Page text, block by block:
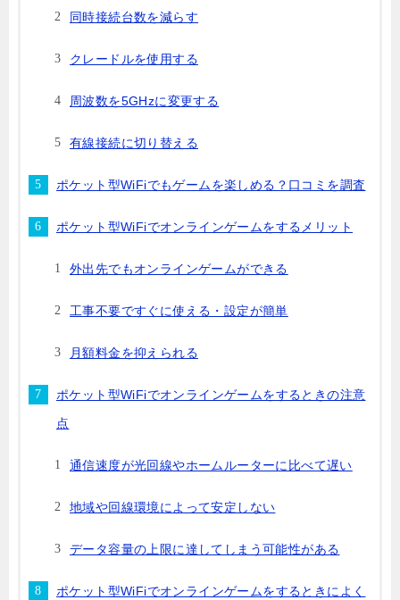
同時接続台数を減らす
クレードルを使用する
周波数を5GHzに変更する
有線接続に切り替える
ポケット型WiFiでもゲームを楽しめる？口コミを調査
ポケット型WiFiでオンラインゲームをするメリット
外出先でもオンラインゲームができる
工事不要ですぐに使える・設定が簡単
月額料金を抑えられる
ポケット型WiFiでオンラインゲームをするときの注意
点
通信速度が光回線やホームルーターに比べて遅い
地域や回線環境によって安定しない
データ容量の上限に達してしまう可能性がある
ポケット型WiFiでオンラインゲームをするときによく